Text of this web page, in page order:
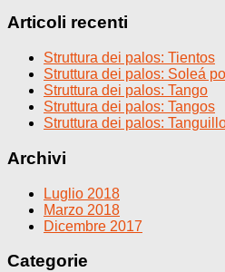
Articoli recenti
Struttura dei palos: Tientos
Struttura dei palos: Soleá
Struttura dei palos: Tango
Struttura dei palos: Tangos
Struttura dei palos:
Archivi
Luglio 2018
Marzo 2018
Dicembre 2017
Categorie